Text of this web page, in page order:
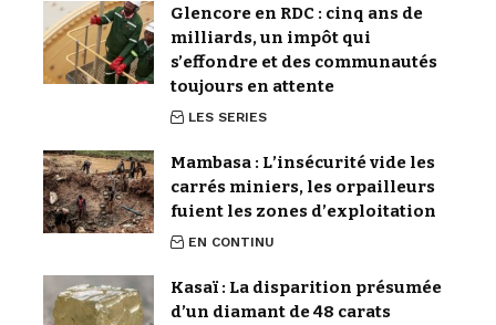
Glencore en RDC : cinq ans de
milliards, un impôt qui
s’effondre et des communautés
toujours en attente
LES SERIES
Mambasa : L’insécurité vide les
carrés miniers, les orpailleurs
fuient les zones d’exploitation
EN CONTINU
Kasaï : La disparition présumée
d’un diamant de 48 carats